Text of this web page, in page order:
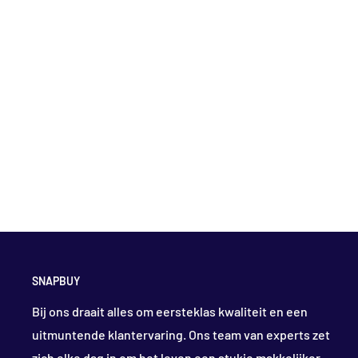
SNAPBUY
Bij ons draait alles om eersteklas kwaliteit en een
uitmuntende klantervaring. Ons team van experts zet